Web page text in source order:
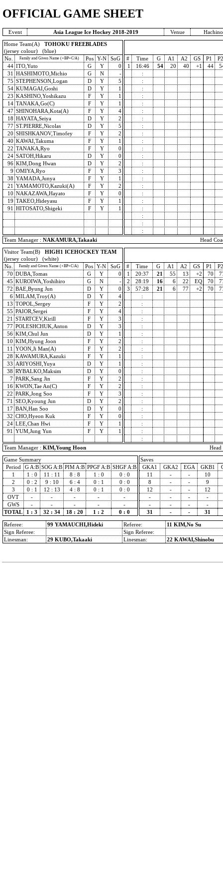
OFFICIAL GAME SHEET
Event Asia League Ice Hockey 2018-2019 Venue
Home Team(A) TOHOKU FREEBLADES
(jersey colour) (blue)
No.
Family and Given Name (+BP+C/A) Pos Y-N
SoG
44 ITO,Yuto G Y
0
31 HASHIMOTO,Michio G N
-
75 STEPHENSON,Logan D Y
5
54 KUMAGAI,Goshi D Y
1
23 KASHINO,Yoshikazu F Y
1
14 TANAKA,Go(C) F Y
1
47 SHINOHARA,Kota(A) F Y
4
18 HAYATA,Seiya D Y
2
77 ST.PIERRE,Nicolas D Y
5
20 SHISHKANOV,Timofey F Y
2
40 KAWAI,Takuma F Y
1
22 TANAKA,Ryo F Y
0
24 SATOH,Hikaru D Y
0
96 KIM,Dong Hwan D Y
2
9 OMIYA,Ryo F Y
3
38 YAMADA,Junya F Y
1
21 YAMAMOTO,Kazuki(A) F Y
2
10 NAKAZAWA,Hayato F Y
0
19 TAKEO,Hideyasu F Y
1
91 HITOSATO,Shigeki F Y 1
# Time G A1 A2 GS P1
P2
1
16:46 54 20 40 +1 44
:
:
:
:
:
:
:
:
:
:
:
:
:
:
:
:
:
:
:
:
:
:
Team Manager : NAKAMURA,Takaaki
Head
Visitor Team(B) HIGH1 ICEHOCKEY TEAM
(jersey colour) (white)
No.
Family and Given Name (+BP+C/A) Pos Y-N
SoG
70 DUBA,Tomas G Y
0
45 KUROIWA,Yoshihiro G N
-
72 BAE,Byung Jun D Y
0
6 MILAM,Troy(A) D Y
4
13 TOPOL,Sergey F Y
2
55 PAIOR,Sergei F Y
4
21 STARTCEV,Kirill F Y
3
77 POLESHCHUK,Anton D Y
3
56 KIM,Chul Jun D Y
1
10 KIM,Hyung Joon F Y
2
11 YOON,Ji Man(A) F Y
2
28 KAWAMURA,Kazuki F Y
1
33 ARIYOSHI,Yuya D Y
1
38 RYBALKO,Maksim D Y
0
7 PARK,Sang Jin F Y
2
16 KWON,Tae An(C) F Y
2
22 PARK,Jong Soo F Y
3
71 SEO,Kyoung Jun D Y
2
17 BAN,Han Soo D Y
0
32 CHO,Hyeon Kuk F Y
0
24 LEE,Chan Hwi F Y
1
91 YUM,Jung Yun F Y 1
# Time G A1 A2 GS P1
P2
1
20:37 21 55 13 +2 70
2
28:19 16 6 22 EQ 70
3
57:28 21 6 77 +2 70
:
:
:
:
:
:
:
:
:
:
:
:
:
:
:
:
:
:
:
:
Team Manager : KIM,Young Hoon
Game Summary
Period
G A:B SOG A:B PIM A:B PPGF A:B SHGF A:B
1
1 : 0 11 : 11 8 : 8 1 : 0
0 : 0
2
0 : 2 9 : 10 6 : 4 0 : 1
0 : 0
3
0 : 1 12 : 13 4 : 8 0 : 1
0 : 0
OVT
- - - -
-
GWS
- - - -
-
TOTAL
1 : 3 32 : 34 18 : 20 1 : 2 0 : 0
Saves
GKA1
GKA2 EGA GKB1
11
- -
10
8
- -
9
12
- -
12
-
- -
-
-
- -
-
31
- - 31
Referee: 99 YAMAUCHI,Hideki Referee:
11 KIM,No Su
Sign Referee:
Sign Referee:
Linesman:
29 KUBO,Takaaki Linesman: 22 KAWAI,Shinobu